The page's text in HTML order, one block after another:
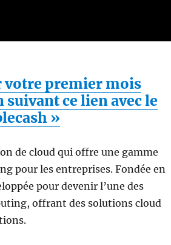
votre premier mois
suivant ce lien avec le
»
de cloud qui offre une gamme
pour les entreprises. Fondée en
pour devenir l’une des
offrant des solutions cloud